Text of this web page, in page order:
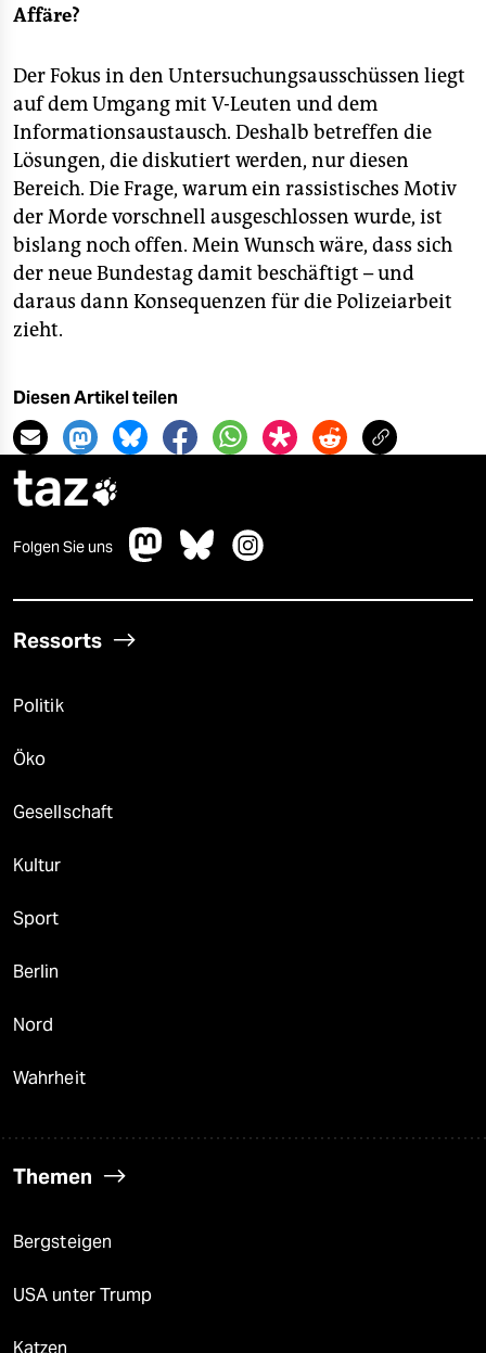
Affäre?
Der Fokus in den Untersuchungsausschüssen liegt
auf dem Umgang mit V-Leuten und dem
Informationsaustausch. Deshalb betreffen die
Lösungen, die diskutiert werden, nur diesen
Bereich. Die Frage, warum ein rassistisches Motiv
der Morde vorschnell ausgeschlossen wurde, ist
bislang noch offen. Mein Wunsch wäre, dass sich
der neue Bundestag damit beschäftigt – und
daraus dann Konsequenzen für die Polizeiarbeit
zieht.
Diesen Artikel teilen
taz
Folgen Sie uns
Ressorts
Politik
Öko
Gesellschaft
Kultur
Sport
Berlin
Nord
Wahrheit
Themen
Bergsteigen
USA unter Trump
Katzen